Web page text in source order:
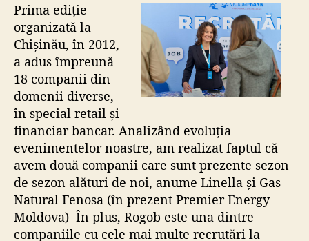
Prima ediție
organizată la
Chișinău, în 2012,
a adus împreună
18 companii din
domenii diverse,
în special retail și
financiar bancar. Analizând evoluția
evenimentelor noastre, am realizat faptul că
avem două companii care sunt prezente sezon
de sezon alături de noi, anume Linella și Gas
Natural Fenosa (în prezent Premier Energy
Moldova) În plus, Rogob este una dintre
companiile cu cele mai multe recrutări la